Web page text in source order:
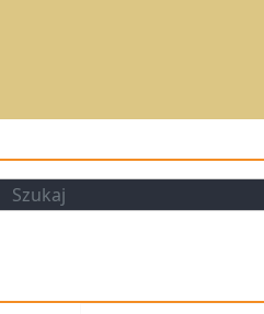
Szukaj